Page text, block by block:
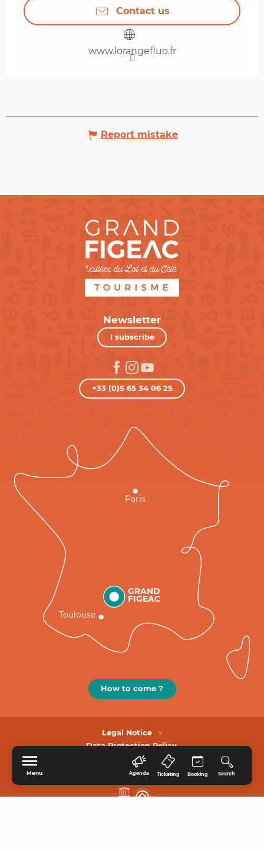
Menu Agenda Ticketing Booking Search
Contact us
www.lorangefluo.fr
Report mistake
Newsletter
I subscribe
+33 (0)5 65 34 06 25
GRAND
FIGEAC
Toulouse
Paris
How to come ?
Legal Notice
Data Protection Policy.